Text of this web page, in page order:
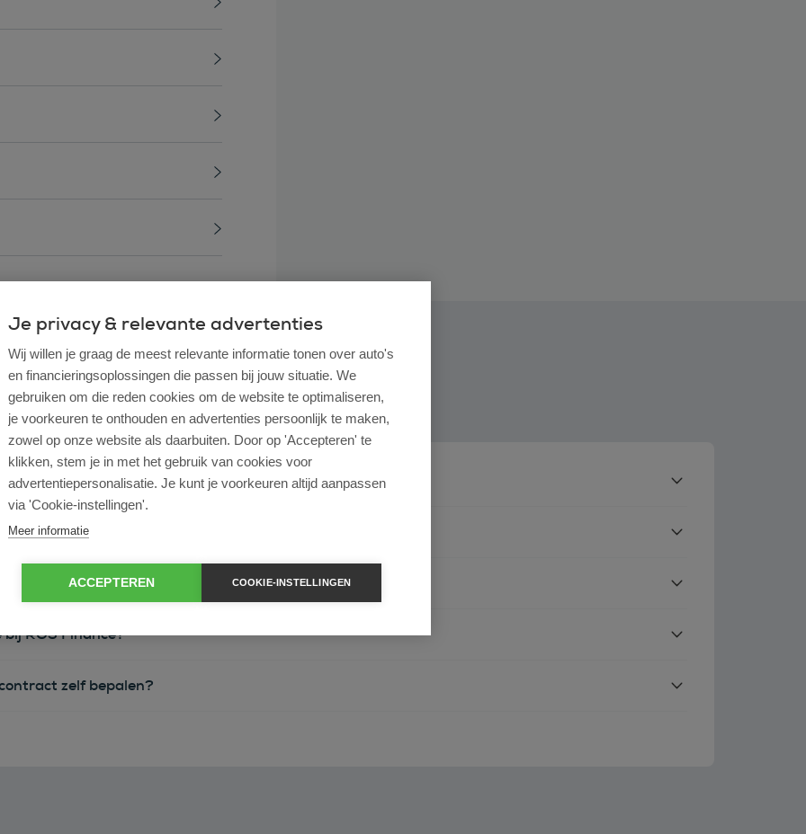
ondernemer?
operational lease?
ROS Finance?
zelf bepalen?
Je privacy & relevante advertenties
Wij willen je graag de meest relevante informatie tonen over auto's
en financieringsoplossingen die passen bij jouw situatie. We
gebruiken om die reden cookies om de website te optimaliseren,
je voorkeuren te onthouden en advertenties persoonlijk te maken,
zowel op onze website als daarbuiten. Door op 'Accepteren' te
klikken, stem je in met het gebruik van cookies voor
advertentiepersonalisatie. Je kunt je voorkeuren altijd aanpassen
via 'Cookie-instellingen'.
Meer informatie
ACCEPTEREN COOKIE-INSTELLINGEN